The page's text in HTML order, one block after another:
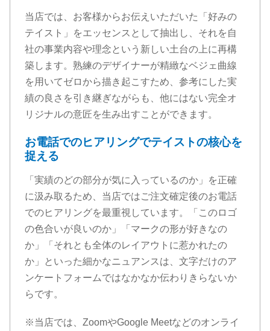
当店では、お客様からお伝えいただいた「好みの
テイスト」をエッセンスとして抽出し、それを自
社の事業内容や理念という新しい土台の上に再構
築します。熟練のデザイナーが精緻なベジェ曲線
を用いてゼロから描き起こすため、参考にした実
績の良さを引き継ぎながらも、他にはない完全オ
リジナルの意匠を生み出すことができます。
お電話でのヒアリングでテイストの核心を
捉える
「実績のどの部分が気に入っているのか」を正確
に汲み取るため、当店ではご注文確定後のお電話
でのヒアリングを最重視しています。「このロゴ
の色合いが良いのか」「マークの形が好きなの
か」「それとも全体のレイアウトに惹かれたの
か」といった細かなニュアンスは、文字だけのア
ンケートフォームではなかなか伝わりきらないか
らです。
※当店では、ZoomやGoogle Meetなどのオンライ